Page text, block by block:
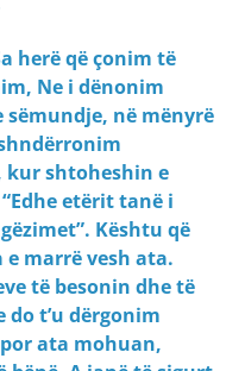
herë që çonim të
Ne i dënonim
në mënyrë
kur shtoheshin e
etërit tanë i
Kështu që
marrë vesh ata.
të besonin dhe të
t’u dërgonim
ata mohuan,